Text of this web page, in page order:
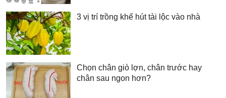
3 vị trí trồng khế hút tài lộc vào nhà
Chọn chân giò lợn, chân trước hay
chân sau ngon hơn?